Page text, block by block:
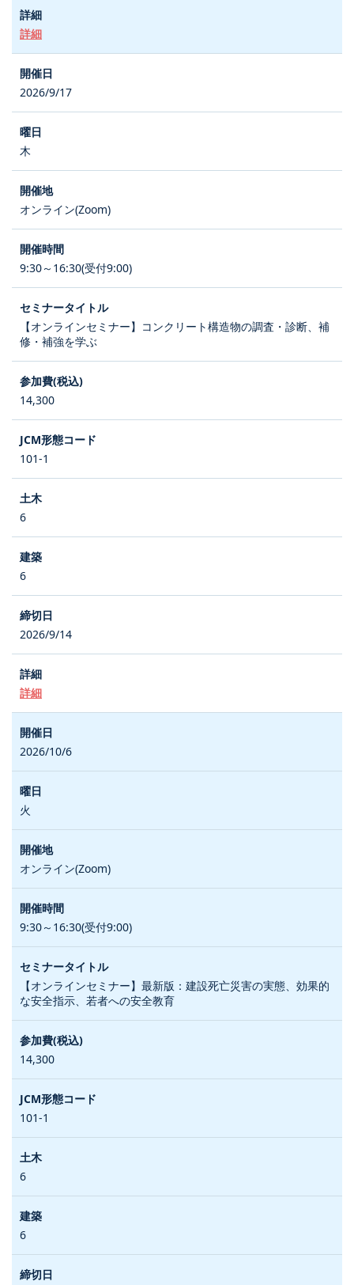
詳細
2026/9/17
木
オンライン(Zoom)
9:30～16:30(受付9:00)
【オンラインセミナー】コンクリート構造物の調査・診断、補
修・補強を学ぶ
14,300
101-1
6
6
2026/9/14
詳細
2026/10/6
火
オンライン(Zoom)
9:30～16:30(受付9:00)
【オンラインセミナー】最新版：建設死亡災害の実態、効果的
な安全指示、若者への安全教育
14,300
101-1
6
6